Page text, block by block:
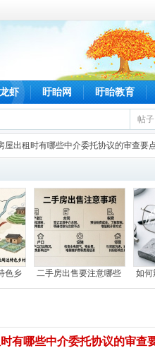
虾 盱眙网 盱眙教育
帖子
屋出租时有哪些中介委托协议的审查要
色乡 二手房出售要注意哪些 如何
有哪些中介委托协议的审查